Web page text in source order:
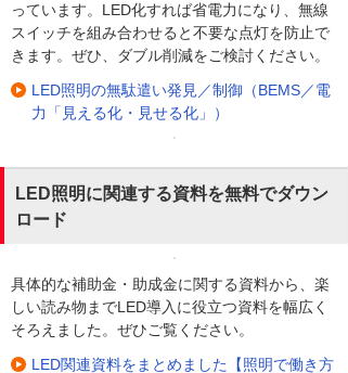
っています。LED化すれば省電力になり、無線
スイッチを組み合わせると不要な点灯を防止で
きます。ぜひ、ダブル削減をご検討ください。
LED照明の無駄遣い発見／制御（BEMS／電
力「見える化・見せる化」）
LED照明に関連する資料を無料でダウン
ロード
具体的な補助金・助成金に関する資料から、楽
しい読み物までLED導入に役立つ資料を幅広く
そろえました。ぜひご覧ください。
LED関連資料をまとめました【照明で働き方